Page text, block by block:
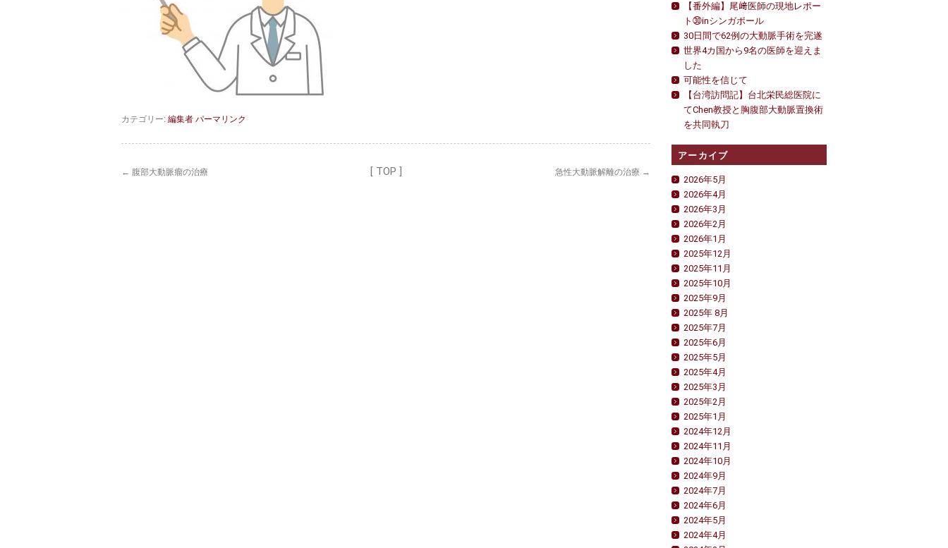
カテゴリー:編集者パーマリンク
← 腹部大動脈瘤の治療 [ TOP ] 急性大動脈解離の治療 →
【番外編】尾﨑医師の現地レポー
ト㉚inシンガポール
30日間で62例の大動脈手術を完遂
世界4カ国から9名の医師を迎えま
した
可能性を信じて
【台湾訪問記】台北栄民総医院に
てChen教授と胸腹部大動脈置換術
を共同執刀
アーカイブ
2026年5月
2026年4月
2026年3月
2026年2月
2026年1月
2025年12月
2025年11月
2025年10月
2025年9月
2025年 8月
2025年7月
2025年6月
2025年5月
2025年4月
2025年3月
2025年2月
2025年1月
2024年12月
2024年11月
2024年10月
2024年9月
2024年7月
2024年6月
2024年5月
2024年4月